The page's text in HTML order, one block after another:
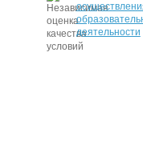
деятельности